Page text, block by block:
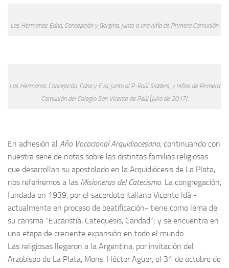
Las Hermanas Edna, Concepción y Gorgina, junto a una niña de Primera Comunión.
Las Hermanas Concepción, Edna y Eva, junto al P. Raúl Sidders, y niños de Primera
Comunión del Colegio San Vicente de Paúl (Julio de 2017).
En adhesión al Año Vocacional Arquidiocesano, continuando con
nuestra serie de notas sobre las distintas familias religiosas
que desarrollan su apostolado en la Arquidiócesis de La Plata,
nos referiremos a las Misioneras del Catecismo. La congregación,
fundada en 1939, por el sacerdote italiano Vicente Idá -
actualmente en proceso de beatificación- tiene como lema de
su carisma “Eucaristía, Catequesis, Caridad”; y se encuentra en
una etapa de creciente expansión en todo el mundo.
Las religiosas llegaron a la Argentina, por invitación del
Arzobispo de La Plata, Mons. Héctor Aguer, el 31 de octubre de